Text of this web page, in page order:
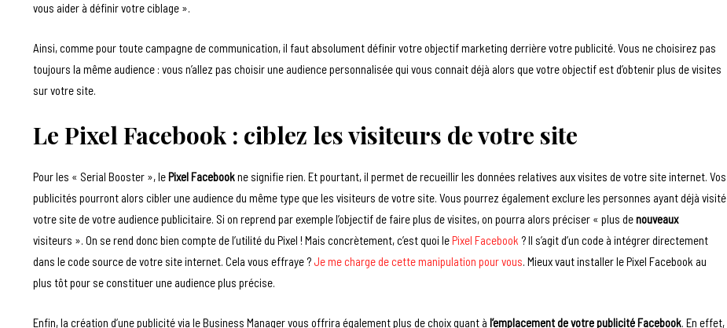
vous aider à définir votre ciblage ».
Ainsi, comme pour toute campagne de communication, il faut absolument définir votre objectif marketing derrière votre publicité. Vous ne choisirez pas
toujours la même audience : vous n’allez pas choisir une audience personnalisée qui vous connait déjà alors que votre objectif est d’obtenir plus de visites
sur votre site.
Le Pixel Facebook : ciblez les visiteurs de votre site
Pour les « Serial Booster », lePixel Facebookne signifie rien. Et pourtant, il permet de recueillir les données relatives aux visites de votre site internet. Vos
publicités pourront alors cibler une audience du même type que les visiteurs de votre site. Vous pourrez également exclure les personnes ayant déjà visité
votre site de votre audience publicitaire. Si on reprend par exemple l’objectif de faire plus de visites, on pourra alors préciser « plus denouveaux
visiteurs ». On se rend donc bien compte de l’utilité du Pixel ! Mais concrètement, c’est quoi lePixel Facebook ? Il s’agit d’un code à intégrer directement
dans le code source de votre site internet. Cela vous effraye ?Je me charge de cette manipulation pour vous. Mieux vaut installer le Pixel Facebook au
plus tôt pour se constituer une audience plus précise.
Enfin, la création d’une publicité via le Business Manager vous offrira également plus de choix quant à l’emplacement de votre publicitéFacebook. En effet,